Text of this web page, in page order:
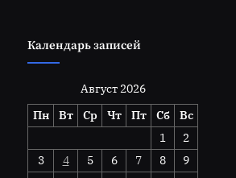
Календарь записей
Август 2026
Пн
Вт Ср Чт Пт Сб
Вс
1
2
3
4 5 6 7 8
9